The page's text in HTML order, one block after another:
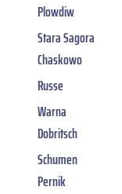
Plowdiw
Stara Sagora
Chaskowo
Russe
Warna
Dobritsch
Schumen
Pernik